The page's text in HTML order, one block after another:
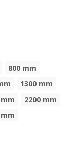
800 mm
1300 mm
2200 mm